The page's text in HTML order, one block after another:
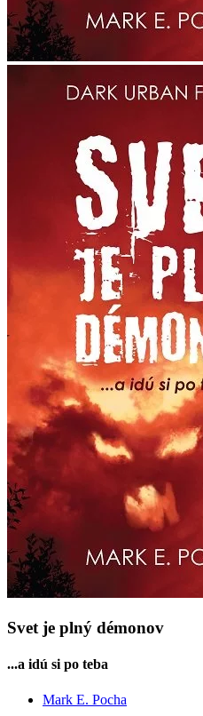
Svet je plný démonov
...a idú si po teba
Mark E. Pocha